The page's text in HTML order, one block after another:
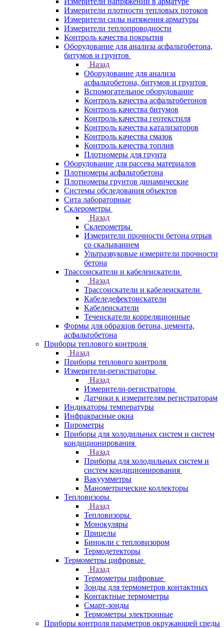
Измерители плотности тепловых потоков
Измерители силы натяжения арматуры
Измерители теплопроводности
Контроль качества покрытия
Оборудование для анализа асфальтобетона,
битумов и грунтов
Назад
Оборудование для анализа
асфальтобетона, битумов и грунтов
Вспомогательное оборудование
Контроль качества асфальтобетонов
Контроль качества битумов
Контроль качества геотекстиля
Контроль качества катализаторов
Контроль качества смазок
Контроль качества топлив
Плотномеры для грунта
Оборудование для рассева материалов
Плотномеры асфальтобетона
Плотномеры грунтов динамические
Системы обследования объектов
Сита лабораторные
Склерометры
Назад
Склерометры
Измерители прочности бетона отрыв
со скалыванием
Ультразвуковые измерители прочности
бетона
Трассоискатели и кабелеискатели
Назад
Трассоискатели и кабелеискатели
Кабеледефектоискатели
Кабелеискатели
Течеискатели корреляционные
Формы для образцов бетона, цемента,
асфальтобетона
Приборы теплового контроля
Назад
Приборы теплового контроля
Измерители-регистраторы
Назад
Измерители-регистраторы
Датчики к измерителям регистраторам
Индикаторы температуры
Инфракрасные окна
Пирометры
Приборы для холодильных систем и систем
кондиционирования
Назад
Приборы для холодильных систем и
систем кондиционирования
Вакуумметры
Манометрические коллекторы
Тепловизоры
Назад
Тепловизоры
Монокуляры
Прицелы
Бинокли с тепловизором
Термодетекторы
Термометры цифровые
Назад
Термометры цифровые
Зонды для термометров контактных
Контактные термометры
Смарт-зонды
Термометры электронные
Приборы контроля параметров окружающей среды